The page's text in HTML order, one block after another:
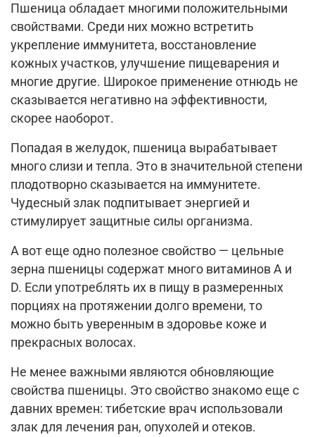
Пшеница обладает многими положительными
свойствами. Среди них можно встретить
укрепление иммунитета, восстановление
кожных участков, улучшение пищеварения и
многие другие. Широкое применение отнюдь не
сказывается негативно на эффективности,
скорее наоборот.
Попадая в желудок, пшеница вырабатывает
много слизи и тепла. Это в значительной степени
плодотворно сказывается на иммунитете.
Чудесный злак подпитывает энергией и
стимулирует защитные силы организма.
А вот еще одно полезное свойство — цельные
зерна пшеницы содержат много витаминов A и
D. Если употреблять их в пищу в размеренных
порциях на протяжении долго времени, то
можно быть уверенным в здоровье коже и
прекрасных волосах.
Не менее важными являются обновляющие
свойства пшеницы. Это свойство знакомо еще с
давних времен: тибетские врач использовали
злак для лечения ран, опухолей и отеков.